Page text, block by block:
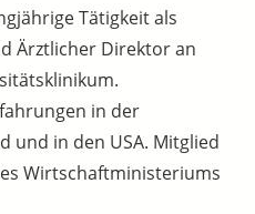
Tätigkeit als
Ärztlicher Direktor an
in der
und in den USA. Mitglied
Wirtschaftministeriums